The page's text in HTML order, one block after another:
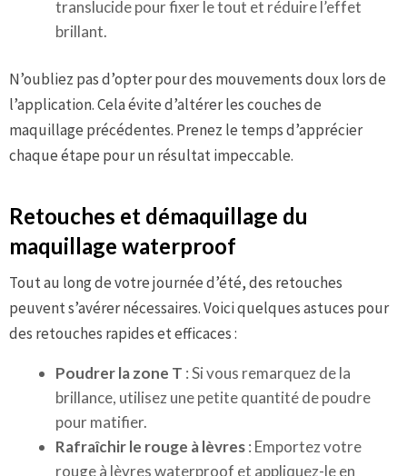
translucide pour fixer le tout et réduire l’effet
brillant.
N’oubliez pas d’opter pour des mouvements doux lors de
l’application. Cela évite d’altérer les couches de
maquillage précédentes. Prenez le temps d’apprécier
chaque étape pour un résultat impeccable.
Retouches et démaquillage du
maquillage waterproof
Tout au long de votre journée d’été, des retouches
peuvent s’avérer nécessaires. Voici quelques astuces pour
des retouches rapides et efficaces :
Poudrer la zone T : Si vous remarquez de la
brillance, utilisez une petite quantité de poudre
pour matifier.
Rafraîchir le rouge à lèvres: Emportez votre
rouge à lèvres waterproof et appliquez-le en